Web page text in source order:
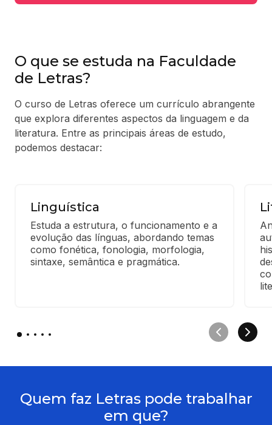
O que se estuda na Faculdade
de Letras?
O curso de Letras oferece um currículo abrangente
que explora diferentes aspectos da linguagem e da
literatura. Entre as principais áreas de estudo,
podemos destacar:
Linguística
Estuda a estrutura, o funcionamento e a
evolução das línguas, abordando temas
como fonética, fonologia, morfologia,
sintaxe, semântica e pragmática.
Quem faz Letras pode trabalhar
em que?